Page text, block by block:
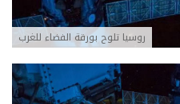
روسيا تلوح بورقة الفضاء للغرب